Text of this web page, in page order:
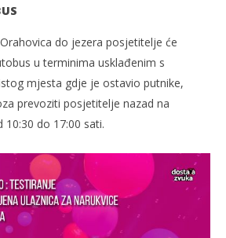
do jezera posjetitelje će
u terminima usklađenim s
mjesta gdje je ostavio putnike,
prevoziti posjetitelje nazad na
do 17:00 sati.